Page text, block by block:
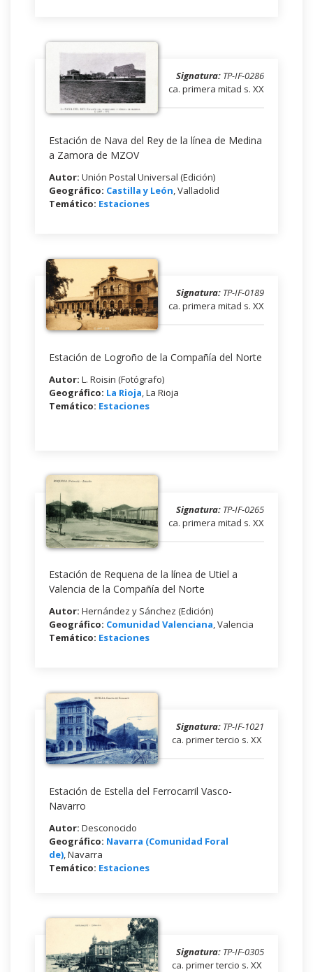
Signatura: TP-IF-0286
ca. primera mitad s. XX
Estación de Nava del Rey de la línea de Medina
a Zamora de MZOV
Autor: Unión Postal Universal (Edición)
Geográfico: Castilla y León, Valladolid
Temático: Estaciones
Signatura: TP-IF-0189
ca. primera mitad s. XX
Estación de Logroño de la Compañía del Norte
Autor: L. Roisin (Fotógrafo)
Geográfico: La Rioja, La Rioja
Temático: Estaciones
Signatura: TP-IF-0265
ca. primera mitad s. XX
Estación de Requena de la línea de Utiel a
Valencia de la Compañía del Norte
Autor: Hernández y Sánchez (Edición)
Geográfico: Comunidad Valenciana, Valencia
Temático: Estaciones
Signatura: TP-IF-1021
ca. primer tercio s. XX
Estación de Estella del Ferrocarril Vasco-
Navarro
Autor: Desconocido
Geográfico: Navarra (Comunidad Foral
de), Navarra
Temático: Estaciones
Signatura: TP-IF-0305
ca. primer tercio s. XX